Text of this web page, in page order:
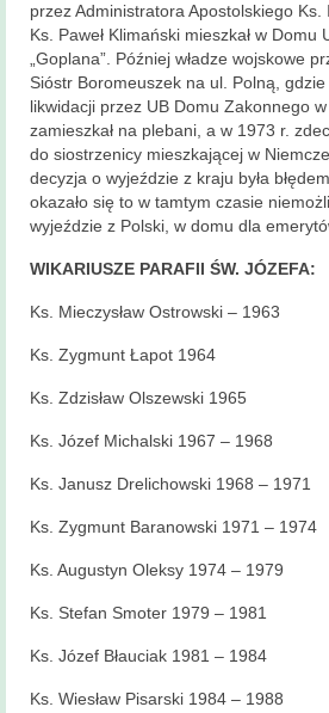
przez Administratora Apostolskiego Ks.
Ks. Paweł Klimański mieszkał w Domu
„Goplana”. Później władze wojskowe
Sióstr Boromeuszek na ul. Polną, gdzie
likwidacji przez UB Domu Zakonnego
zamieszkał na plebani, a w 1973 r.
do siostrzenicy mieszkającej w
decyzja o wyjeździe z kraju była
okazało się to w tamtym czasie
wyjeździe z Polski, w domu dla
WIKARIUSZE PARAFII ŚW. JÓZEFA:
Ks. Mieczysław Ostrowski – 1963
Ks. Zygmunt Łapot 1964
Ks. Zdzisław Olszewski 1965
Ks. Józef Michalski 1967 – 1968
Ks. Janusz Drelichowski 1968 – 1971
Ks. Zygmunt Baranowski 1971 – 1974
Ks. Augustyn Oleksy 1974 – 1979
Ks. Stefan Smoter 1979 – 1981
Ks. Józef Błauciak 1981 – 1984
Ks. Wiesław Pisarski 1984 – 1988